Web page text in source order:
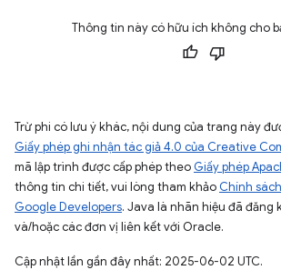
Thông tin này có hữu ích không cho
Trừ phi có lưu ý khác, nội dung của trang này
Giấy phép ghi nhận tác giả 4.0 của Creative
mã lập trình được cấp phép theo Giấy phép
thông tin chi tiết, vui lòng tham khảo Chính
Google Developers. Java là nhãn hiệu đã đăng
và/hoặc các đơn vị liên kết với Oracle.
Cập nhật lần gần đây nhất: 2025-06-02 UTC.